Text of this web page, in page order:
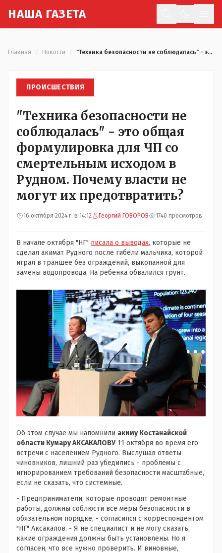
НАША ГАЗЕТА
Главная Новости "Техника безопасности не соблюдалась" - это общая формулировка для ЧП со смертельным исходом в Рудном. Почему власти не могут их предотвратить?
ПРОИСШЕСТВИЯ
"Техника безопасности не
соблюдалась" - это общая
формулировка для ЧП со
смертельным исходом в
Рудном. Почему власти не
могут их предотвратить?
16 октября 2024 г. в 14:12 Георгий ГОВОРОВ 1740 просмотров
В начале октября "НГ" писала о выводах, которые не
сделал акимат Рудного после гибели мальчика, которой
играл в траншее без ограждений, выкопанной для
замены водопровода. На ребенка обвалился грунт.
Об этом случае мы напомнили акиму Костанайской
области Кумару АКСАКАЛОВУ11 октября во время его
встречи с населением Рудного. Выслушав ответы
чиновников, лишний раз убедились - проблемы с
игнорированием требований безопасности масштабные,
если не сказать, что системные.
- Предприниматели, которые проводят ремонтные
работы, должны соблюсти все меры безопасности в
обязательном порядке, - согласился с корреспондентом
"НГ" Аксакалов. - Я не специалист и не могу сказать,
какие ограждения должны быть установлены. Но я
согласен, что все нужно проверить. И виновные,